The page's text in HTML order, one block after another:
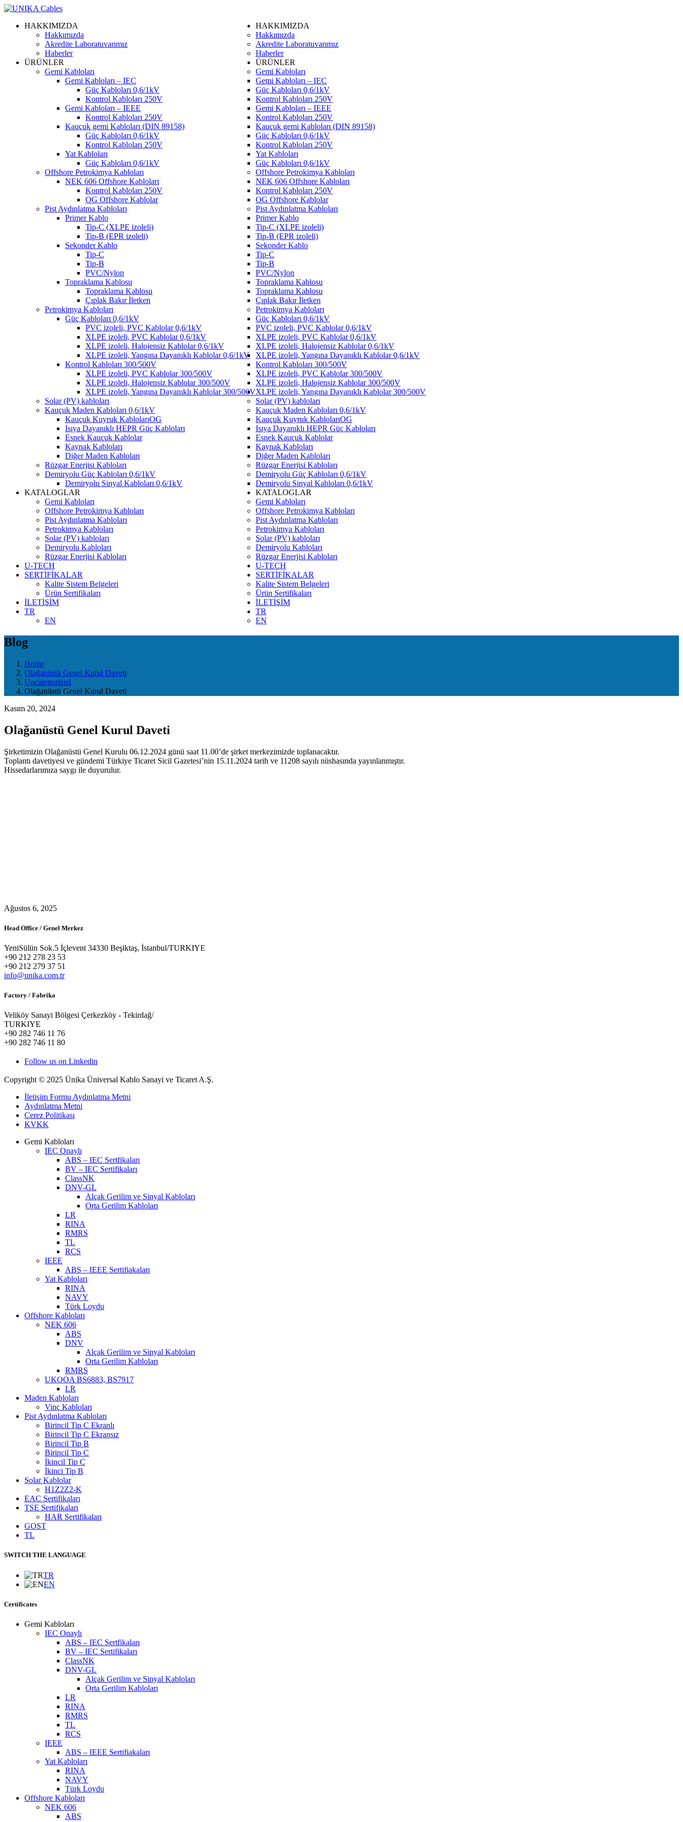
HAKKIMIZDA
Hakkımızda
Akredite Laboratuvarımız
Haberler
ÜRÜNLER
Gemi Kabloları
Gemi Kabloları – IEC
Güç Kabloları 0,6/1kV
Kontrol Kabloları 250V
Gemi Kabloları – IEEE
Kontrol Kabloları 250V
Kauçuk gemi Kabloları (DIN 89158)
Güç Kabloları 0,6/1kV
Kontrol Kabloları 250V
Yat Kabloları
Güç Kabloları 0,6/1kV
Offshore Petrokimya Kabloları
NEK 606 Offshore Kabloları
Kontrol Kabloları 250V
OG Offshore Kablolar
Pist Aydınlatma Kabloları
Primer Kablo
Tip-C (XLPE izoleli)
Tip-B (EPR izoleli)
Sekonder Kablo
Tip-C
Tip-B
PVC/Nylon
Topraklama Kablosu
Topraklama Kablosu
Çıplak Bakır İletken
Petrokimya Kabloları
Güç Kabloları 0,6/1kV
PVC izoleli, PVC Kablolar 0,6/1kV
XLPE izoleli, PVC Kablolar 0,6/1kV
XLPE izoleli, Halojensiz Kablolar 0,6/1kV
XLPE izoleli, Yangına Dayanıklı Kablolar 0,6/1kV
Kontrol Kabloları 300/500V
XLPE izoleli, PVC Kablolar 300/500V
XLPE izoleli, Halojensiz Kablolar 300/500V
XLPE izoleli, Yangına Dayanıklı Kablolar 300/500V
Solar (PV) kabloları
Kauçuk Maden Kabloları 0,6/1kV
Kauçuk Kuyruk KablolarıOG
Isıya Dayanıklı HEPR Güç Kabloları
Esnek Kauçuk Kablolar
Kaynak Kabloları
Diğer Maden Kabloları
Rüzgar Enerjisi Kabloları
Demiryolu Güç Kabloları 0,6/1kV
Demiryolu Sinyal Kabloları 0,6/1kV
KATALOGLAR
Gemi Kabloları
Offshore Petrokimya Kabloları
Pist Aydınlatma Kabloları
Petrokimya Kabloları
Solar (PV) kabloları
Demiryolu Kabloları
Rüzgar Enerjisi Kabloları
U-TECH
SERTİFİKALAR
Kalite Sistem Belgeleri
Ürün Sertifikaları
İLETİŞİM
TR
EN
HAKKIMIZDA
Hakkımızda
Akredite Laboratuvarımız
Haberler
ÜRÜNLER
Gemi Kabloları
Gemi Kabloları – IEC
Güç Kabloları 0,6/1kV
Kontrol Kabloları 250V
Gemi Kabloları – IEEE
Kontrol Kabloları 250V
Kauçuk gemi Kabloları (DIN 89158)
Güç Kabloları 0,6/1kV
Kontrol Kabloları 250V
Yat Kabloları
Güç Kabloları 0,6/1kV
Offshore Petrokimya Kabloları
NEK 606 Offshore Kabloları
Kontrol Kabloları 250V
OG Offshore Kablolar
Pist Aydınlatma Kabloları
Primer Kablo
Tip-C (XLPE izoleli)
Tip-B (EPR izoleli)
Sekonder Kablo
Tip-C
Tip-B
PVC/Nylon
Topraklama Kablosu
Topraklama Kablosu
Çıplak Bakır İletken
Petrokimya Kabloları
Güç Kabloları 0,6/1kV
PVC izoleli, PVC Kablolar 0,6/1kV
XLPE izoleli, PVC Kablolar 0,6/1kV
XLPE izoleli, Halojensiz Kablolar 0,6/1kV
XLPE izoleli, Yangına Dayanıklı Kablolar 0,6/1kV
Kontrol Kabloları 300/500V
XLPE izoleli, PVC Kablolar 300/500V
XLPE izoleli, Halojensiz Kablolar 300/500V
XLPE izoleli, Yangına Dayanıklı Kablolar 300/500V
Solar (PV) kabloları
Kauçuk Maden Kabloları 0,6/1kV
Kauçuk Kuyruk KablolarıOG
Isıya Dayanıklı HEPR Güç Kabloları
Esnek Kauçuk Kablolar
Kaynak Kabloları
Diğer Maden Kabloları
Rüzgar Enerjisi Kabloları
Demiryolu Güç Kabloları 0,6/1kV
Demiryolu Sinyal Kabloları 0,6/1kV
KATALOGLAR
Gemi Kabloları
Offshore Petrokimya Kabloları
Pist Aydınlatma Kabloları
Petrokimya Kabloları
Solar (PV) kabloları
Demiryolu Kabloları
Rüzgar Enerjisi Kabloları
U-TECH
SERTİFİKALAR
Kalite Sistem Belgeleri
Ürün Sertifikaları
İLETİŞİM
TR
EN
Blog
Home
Olağanüstü Genel Kurul Daveti
Uncategorized
Olağanüstü Genel Kurul Daveti
Kasım 20, 2024
Olağanüstü Genel Kurul Daveti
Şirketimizin Olağanüstü Genel Kurulu 06.12.2024 günü saat 11.00’de şirket merkezimizde toplanacaktır.
Toplantı davetiyesi ve gündemi Türkiye Ticaret Sicil Gazetesi’nin 15.11.2024 tarih ve 11208 sayılı nüshasında yayınlanmıştır.
Hissedarlarımıza saygı ile duyurulur.
Ağustos 6, 2025
Head Office / Genel Merkez
YeniSülün Sok.5 İçlevent 34330 Beşiktaş, İstanbul/TURKIYE
+90 212 278 23 53
+90 212 279 37 51
info@unika.com.tr
Factory / Fabrika
Veliköy Sanayi Bölgesi Çerkezköy - Tekirdağ/
TURKIYE
+90 282 746 11 76
+90 282 746 11 80
Follow us on Linkedin
Copyright © 2025 Ünika Üniversal Kablo Sanayi ve Ticaret A.Ş.
İletişim Formu Aydınlatma Metni
Aydınlatma Metni
Çerez Politikası
KVKK
Gemi Kabloları
IEC Onaylı
ABS – IEC Sertfikaları
BV – IEC Sertifikaları
ClassNK
DNV-GL
Alçak Gerilim ve Sinyal Kabloları
Orta Gerilim Kabloları
LR
RINA
RMRS
TL
RCS
IEEE
ABS – IEEE Sertifiakaları
Yat Kabloları
RINA
NAVY
Türk Loydu
Offshore Kabloları
NEK 606
ABS
DNV
Alçak Gerilim ve Sinyal Kabloları
Orta Gerilim Kabloları
RMRS
UKOOA BS6883, BS7917
LR
Maden Kabloları
Vinç Kabloları
Pist Aydınlatma Kabloları
Birincil Tip C Ekranlı
Birincil Tip C Ekransız
Birincil Tip B
Birincil Tip C
İkincil Tip C
İkinci Tip B
Solar Kablolar
H1Z2Z2-K
EAC Sertifikaları
TSE Sertifikaları
HAR Sertifikaları
GOST
TL
SWITCH THE LANGUAGE
TR
EN
Certificates
Gemi Kabloları
IEC Onaylı
ABS – IEC Sertfikaları
BV – IEC Sertifikaları
ClassNK
DNV-GL
Alçak Gerilim ve Sinyal Kabloları
Orta Gerilim Kabloları
LR
RINA
RMRS
TL
RCS
IEEE
ABS – IEEE Sertifiakaları
Yat Kabloları
RINA
NAVY
Türk Loydu
Offshore Kabloları
NEK 606
ABS